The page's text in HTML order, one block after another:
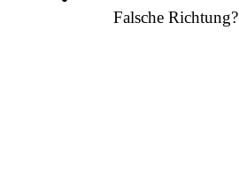
Falsche Richtung?